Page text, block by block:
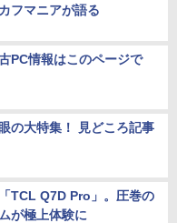
フマニアが語る
PC情報はこのページで
の大特集！ 見どころ記事
TCL Q7D Pro」。圧巻の
が極上体験に